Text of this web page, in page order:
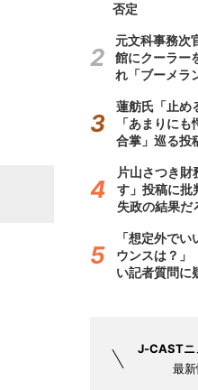
否定
元文科事務次
館にクーラー
れ「ブーメラ
蓮舫氏「止め
「あまりに
合掌」巡る投
片山さつき
す」投稿に
失政の結果だ
「想定外で
ウンスは？
い記者質問に
J-CASTニ
最